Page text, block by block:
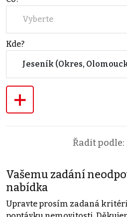
Vyberte
Kde?
Jeseník (Okres,
+
Řadit podle:
Vašemu zadání
nabídka
Upravte prosím zadaná